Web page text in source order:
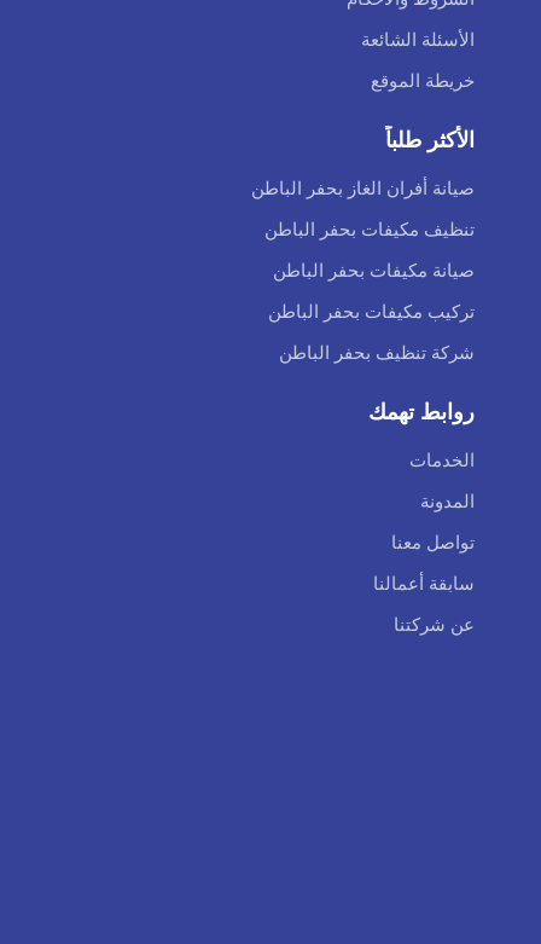
الأسئلة الشائعة
خريطة الموقع
الأكثر طلباً
صيانة أفران الغاز بحفر الباطن
تنظيف مكيفات بحفر الباطن
صيانة مكيفات بحفر الباطن
تركيب مكيفات بحفر الباطن
شركة تنظيف بحفر الباطن
روابط تهمك
الخدمات
المدونة
تواصل معنا
سابقة أعمالنا
عن شركتنا